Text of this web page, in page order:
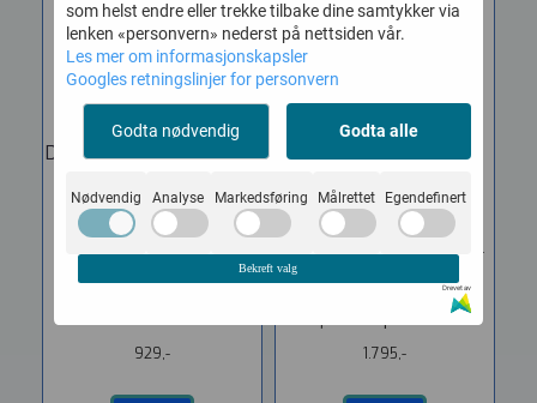
Dunlop DGT121 Universal
Vare nr. 156622
enkel å...
929,-
Vare nr. 156620
Dunlop DGT122 Universal
Kvalitetsverktøy
Hjemmespa til din...
1.795,-
som helst endre eller trekke tilbake dine samtykker via
lenken «personvern» nederst på nettsiden vår.
Les mer om informasjonskapsler
Googles retningslinjer for personvern
Godta nødvendig Godta alle
Nødvendig Analyse Markedsføring Målrettet Egendefinert
Bekreft valg
Drevet av